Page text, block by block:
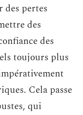
des pertes
des
des
toujours plus
Cela passe
qui